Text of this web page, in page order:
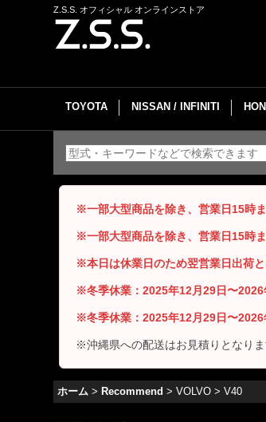
Z.S.S. オフィシャル オンラインストア
TOYOTA NISSAN / INFINITI
※一部大型商品を除き、営業日15時
※一部大型商品を除き、営業日15時
※本日は休業日のため翌営業日出荷と
※冬季休業：2025年12月29日〜
※冬季休業：2025年12月29日〜
※沖縄県への配送はお見積りとなり
ホーム > Recommend > VOLVO > V40